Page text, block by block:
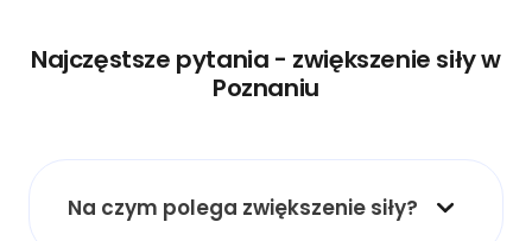
Najczęstsze pytania - zwiększenie siły w
Poznaniu
Na czym polega zwiększenie siły?